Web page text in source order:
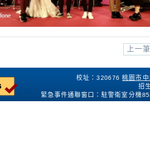
上一筆
校址：320676桃園市
招
緊急事件通聯窗口：駐警衛室分機